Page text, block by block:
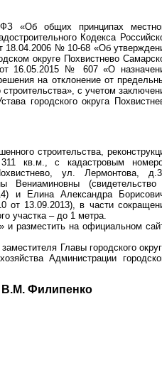
«Об общих принципах
Кодекса
18.04.2006 № 10-68 «Об
округе Похвистнево
от 16.05.2015 № 607 «О
на отклонение от
строительства», с учетом
городского округа
строительства,
311 кв.м., с кадастровым
ул. Лермонтова,
Вениаминовны
и Елина Александра
от 13.09.2013), в части
участка – до 1 метра.
и разместить на официальном
Главы городского
Администрации